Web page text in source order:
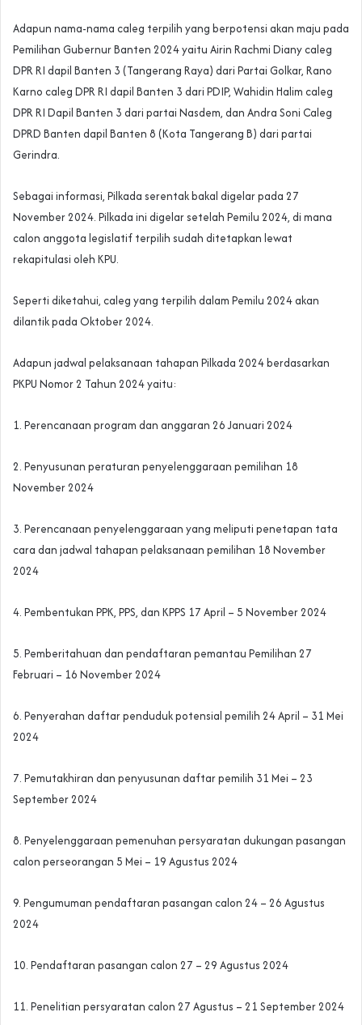
Adapun nama-nama caleg terpilih yang berpotensi akan maju pada
Pemilihan Gubernur Banten 2024 yaitu Airin Rachmi Diany caleg
DPR RI dapil Banten 3 (Tangerang Raya) dari Partai Golkar, Rano
Karno caleg DPR RI dapil Banten 3 dari PDIP, Wahidin Halim caleg
DPR RI Dapil Banten 3 dari partai Nasdem, dan Andra Soni Caleg
DPRD Banten dapil Banten 8 (Kota Tangerang B) dari partai
Gerindra.
Sebagai informasi, Pilkada serentak bakal digelar pada 27
November 2024. Pilkada ini digelar setelah Pemilu 2024, di mana
calon anggota legislatif terpilih sudah ditetapkan lewat
rekapitulasi oleh KPU.
Seperti diketahui, caleg yang terpilih dalam Pemilu 2024 akan
dilantik pada Oktober 2024.
Adapun jadwal pelaksanaan tahapan Pilkada 2024 berdasarkan
PKPU Nomor 2 Tahun 2024 yaitu:
1. Perencanaan program dan anggaran 26 Januari 2024
2. Penyusunan peraturan penyelenggaraan pemilihan 18
November 2024
3. Perencanaan penyelenggaraan yang meliputi penetapan tata
cara dan jadwal tahapan pelaksanaan pemilihan 18 November
2024
4. Pembentukan PPK, PPS, dan KPPS 17 April – 5 November 2024
5. Pemberitahuan dan pendaftaran pemantau Pemilihan 27
Februari – 16 November 2024
6. Penyerahan daftar penduduk potensial pemilih 24 April – 31 Mei
2024
7. Pemutakhiran dan penyusunan daftar pemilih 31 Mei – 23
September 2024
8. Penyelenggaraan pemenuhan persyaratan dukungan pasangan
calon perseorangan 5 Mei – 19 Agustus 2024
9. Pengumuman pendaftaran pasangan calon 24 – 26 Agustus
2024
10. Pendaftaran pasangan calon 27 – 29 Agustus 2024
11. Penelitian persyaratan calon 27 Agustus – 21 September 2024